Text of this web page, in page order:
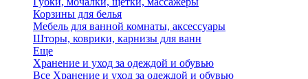
Корзины для белья
Мебель для ванной комнаты, аксессуары
Шторы, коврики, карнизы для ванн
Еще
Хранение и уход за одеждой и обувью
Все Хранение и уход за одеждой и обувью